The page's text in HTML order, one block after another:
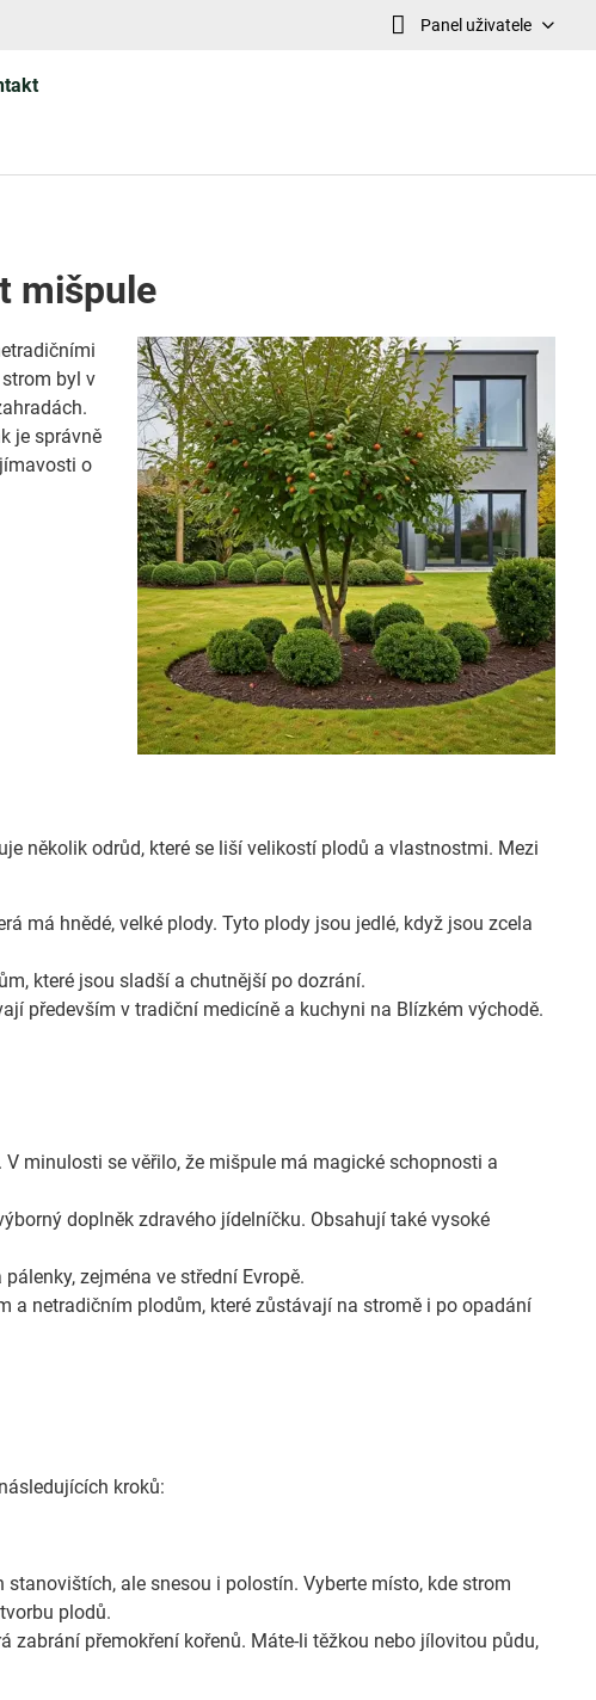
Panel uživatele
mišpule
byl v
je správně
o
několik odrůd, které se liší velikostí plodů a vlastnostmi. Mezi
má hnědé, velké plody. Tyto plody jsou jedlé, když jsou zcela
které jsou sladší a chutnější po dozrání.
především v tradiční medicíně a kuchyni na Blízkém východě.
minulosti se věřilo, že mišpule má magické schopnosti a
doplněk zdravého jídelníčku. Obsahují také vysoké
zejména ve střední Evropě.
netradičním plodům, které zůstávají na stromě i po opadání
kroků:
ale snesou i polostín. Vyberte místo, kde strom
plodů.
zabrání přemokření kořenů. Máte-li těžkou nebo jílovitou půdu,